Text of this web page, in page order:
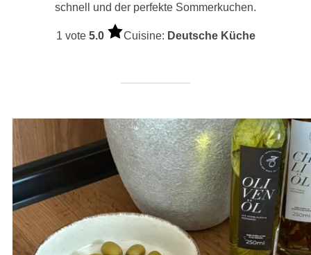
schnell und der perfekte Sommerkuchen.
1 vote 5.0 Cuisine: Deutsche Küche